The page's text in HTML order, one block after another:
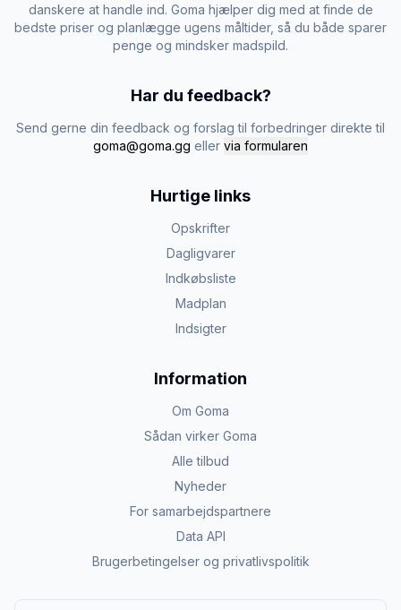
danskere at handle ind. Goma hjælper dig med at finde de
bedste priser og planlægge ugens måltider, så du både sparer
penge og mindsker madspild.
Har du feedback?
Send gerne din feedback og forslag til forbedringer direkte til
goma@goma.gg eller via formularen
Hurtige links
Opskrifter
Dagligvarer
Indkøbsliste
Madplan
Indsigter
Information
Om Goma
Sådan virker Goma
Alle tilbud
Nyheder
For samarbejdspartnere
Data API
Brugerbetingelser og privatlivspolitik